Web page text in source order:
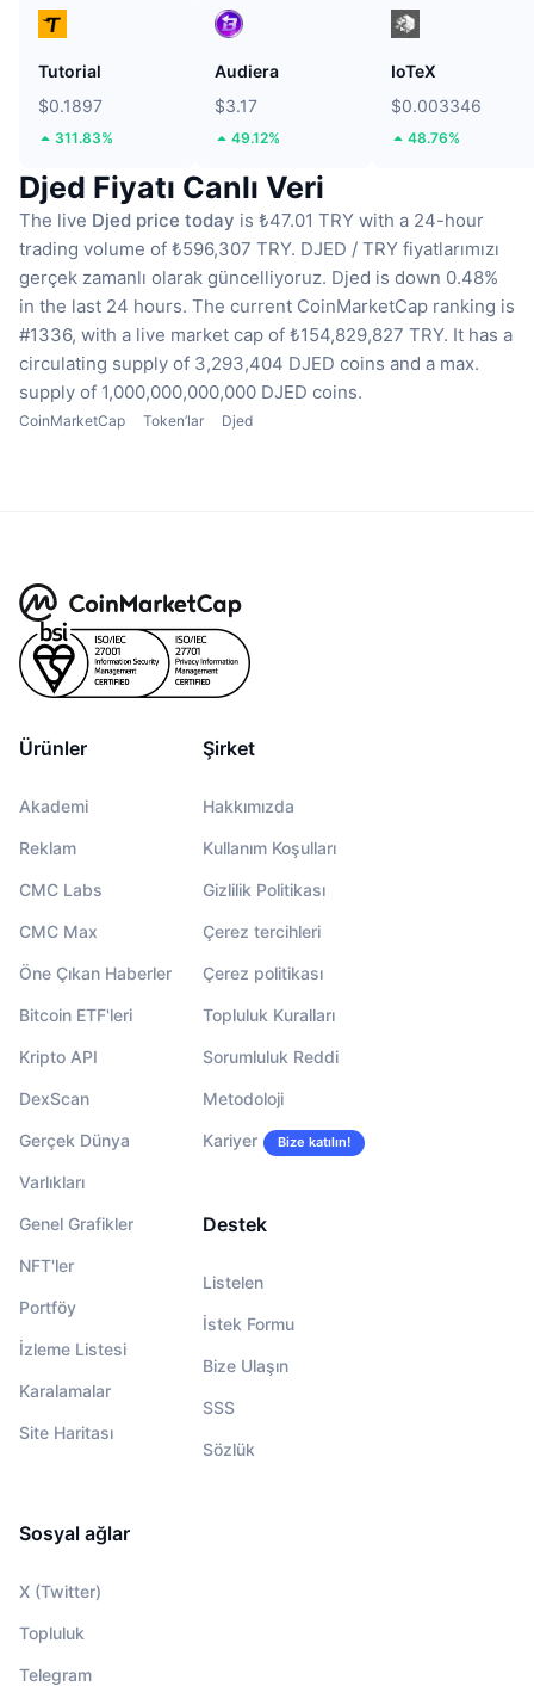
Tutorial
$0.1897
311.83%
Audiera
$3.17
49.12%
IoTeX
$0.003346
48.76%
Djed Fiyatı Canlı Veri
The live Djed price today is ₺47.01 TRY with a 24-hour
trading volume of ₺596,307 TRY. DJED / TRY fiyatlarımızı
gerçek zamanlı olarak güncelliyoruz. Djed is down 0.48%
in the last 24 hours. The current CoinMarketCap ranking is
#1336, with a live market cap of ₺154,829,827 TRY. It has a
circulating supply of 3,293,404 DJED coins and a max.
supply of 1,000,000,000,000 DJED coins.
CoinMarketCap Token’lar Djed
Ürünler
Akademi
Reklam
CMC Labs
CMC Max
Öne Çıkan Haberler
Bitcoin ETF'leri
Kripto API
DexScan
Gerçek Dünya
Varlıkları
Genel Grafikler
NFT'ler
Portföy
İzleme Listesi
Karalamalar
Site Haritası
Şirket
Hakkımızda
Kullanım Koşulları
Gizlilik Politikası
Çerez tercihleri
Çerez politikası
Topluluk Kuralları
Sorumluluk Reddi
Metodoloji
Kariyer Bize katılın!
Destek
Listelen
İstek Formu
Bize Ulaşın
SSS
Sözlük
Sosyal ağlar
X (Twitter)
Topluluk
Telegram